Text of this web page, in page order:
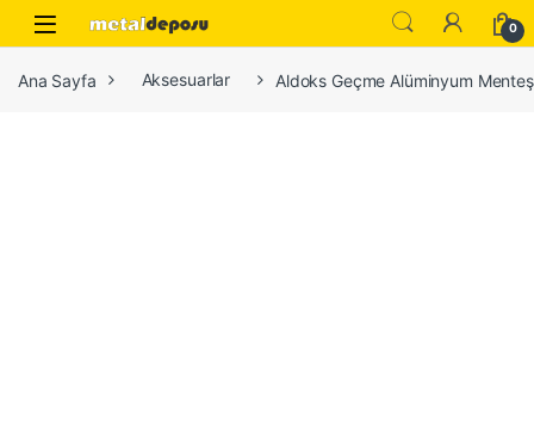
Skip to navigation
Skip to content
0
Ana Sayfa Aksesuarlar Aldoks Geçme Alüminyum